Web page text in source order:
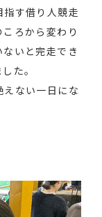
す借り人競走
ろから変わり
いと完走でき
た。
ない一日にな